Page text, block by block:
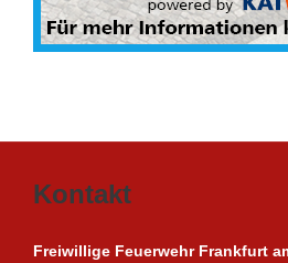
Kontakt
Freiwillige Feuerwehr Frankfurt